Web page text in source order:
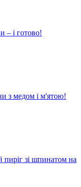
– і готово!
з медом і м'ятою!
зі шпинатом на